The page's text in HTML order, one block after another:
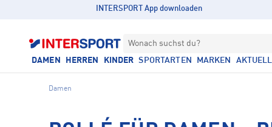
INTERSPORT App downloaden
Wonach suchst du?
DAMEN
HERREN KINDER SPORTARTEN MARKEN
Damen